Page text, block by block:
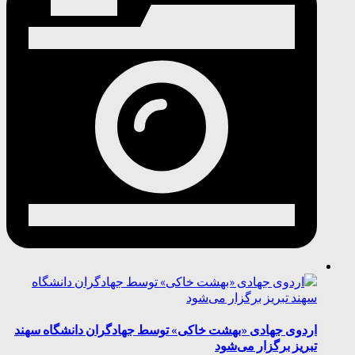
اردوی جهادی «بهشت خاکی» توسط جهادگران دانشگاه سهند
تبریز برگزار می‌شود